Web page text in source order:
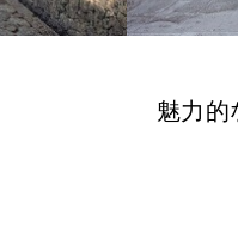
魅力的